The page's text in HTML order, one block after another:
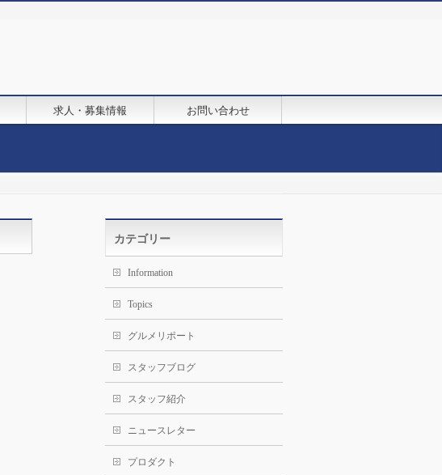
求人・募集情報 お問い合わせ
カテゴリー
Information
Topics
グルメリポート
スタッフブログ
スタッフ紹介
ニュースレター
プロダクト